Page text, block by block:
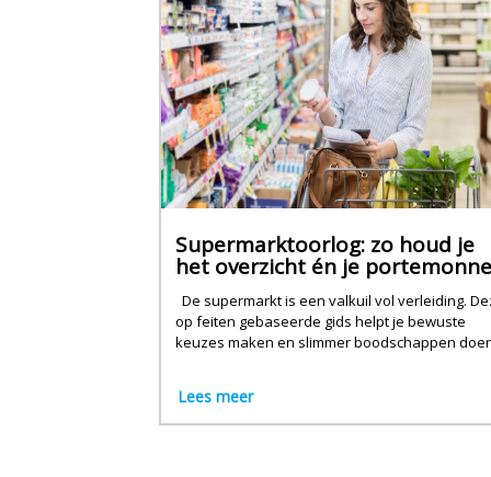
Supermarktoorlog: zo houd je
het overzicht én je
De supermarkt is een valkuil vol verleiding.
op feiten gebaseerde gids helpt je bewuste
keuzes maken en slimmer boodschappen
Lees meer